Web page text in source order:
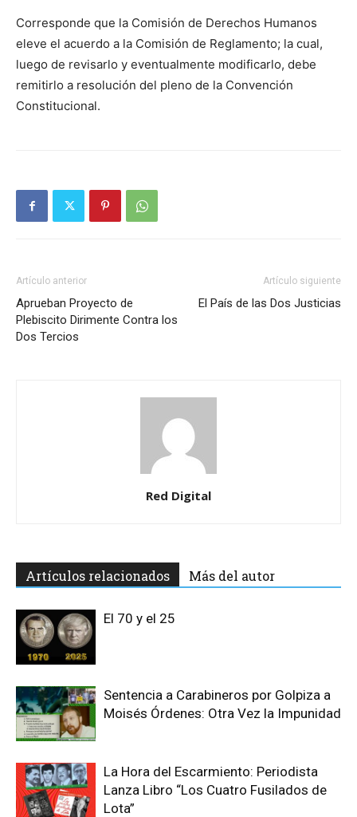
Corresponde que la Comisión de Derechos Humanos
eleve el acuerdo a la Comisión de Reglamento; la cual,
luego de revisarlo y eventualmente modificarlo, debe
remitirlo a resolución del pleno de la Convención
Constitucional.
Artículo anterior
Aprueban Proyecto de
Plebiscito Dirimente Contra los
Dos Tercios
Artículo siguiente
El País de las Dos Justicias
Red Digital
Artículos relacionados Más del autor
El 70 y el 25
Sentencia a Carabineros por Golpiza a
Moisés Órdenes: Otra Vez la Impunidad
La Hora del Escarmiento: Periodista
Lanza Libro “Los Cuatro Fusilados de
Lota”